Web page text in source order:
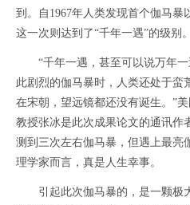
到。自1967年人类发现首个伽马暴
这一次则达到了“千年一遇”的级别。
“千年一遇，甚至可以说万年一
此剧烈的伽马暴时，人类还处于蛮
在宋朝，望远镜都还没有诞生。”
教授张冰是此次成果论文的通讯作
测到三次左右伽马暴，但遇上最亮
理学家而言，真是人生幸事。
引起此次伽马暴的，是一颗极